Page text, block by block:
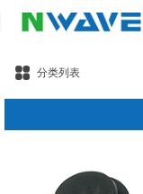
分类列表